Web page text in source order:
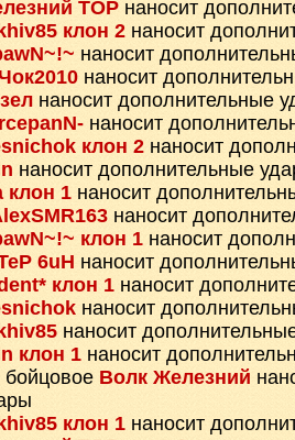
ТОР наносит
клон 2 наносит
наносит
наносит
наносит дополнительные
наносит
клон 2 наносит
наносит дополнительные
клон 1 наносит
наносит
клон 1 наносит
6uH наносит
клон 1 наносит
наносит
наносит
клон 1 наносит
Волк Железний
клон 1 наносит